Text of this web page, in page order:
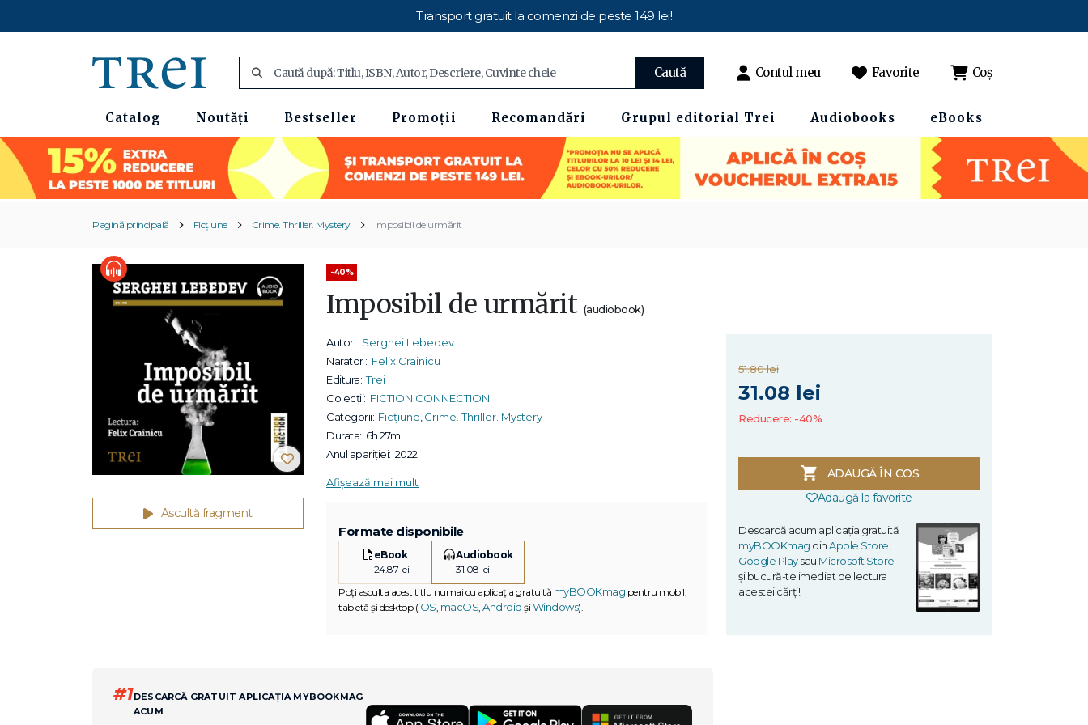
Transport gratuit la comenzi de peste 149 lei!
Caută Contul meu Favorite Coș
Catalog Noutăți Bestseller Promoții Recomandări Grupul editorial Trei Audiobooks eBooks
Pagină principală Ficțiune Crime. Thriller. Mystery Imposibil de urmărit
Ascultă fragment
-40%
Imposibil de urmărit (audiobook)
Autor : Serghei Lebedev
Narator : Felix Crainicu
Editura: Trei
Colecții: FICTION CONNECTION
Categorii: Ficțiune Crime. Thriller. Mystery
Durata: 6h 27m
Anul apariției: 2022
Afișează mai mult
Formate disponibile
eBook
24.87 lei
Audiobook
31.08 lei
Poți asculta acest titlu numai cu aplicația gratuită myBOOKmag pentru mobil,
tabletă și desktop (iOS, macOS, Android și Windows).
51.80 lei
31.08 lei
Reducere: -40%
ADAUGĂ ÎN COȘ
Adaugă la favorite
Descarcă acum aplicația gratuită
myBOOKmag dinApple Store
Google Playsau Microsoft Store
și bucură-te imediat de lectura
acestei cărți!
#1DESCARCĂ GRATUIT APLICAȚIA MYBOOKMAG
ACUM